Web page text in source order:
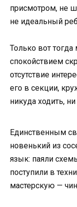
присмотром, не
не идеальный
Только вот
спокойствием
отсутствие
его в секции,
никуда ходить,
Единственным
новенький из
язык: паяли
поступили в
мастерскую —